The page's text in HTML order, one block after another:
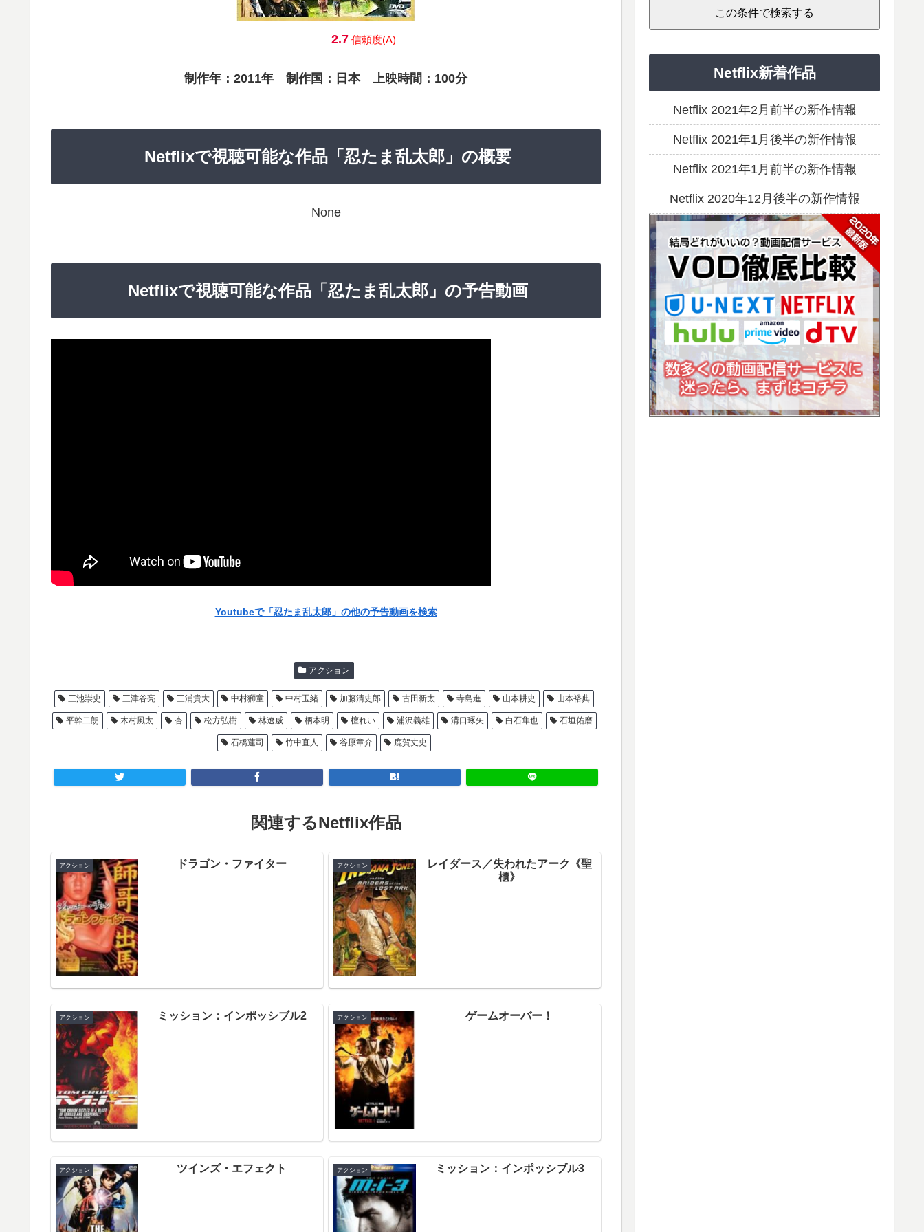
2.7 信頼度(A)
制作年：2011年 制作国：日本 上映時間：100分
Netflixで視聴可能な作品「忍たま乱太郎」の概要
None
Netflixで視聴可能な作品「忍たま乱太郎」の予告動画
Youtubeで「忍たま乱太郎」の他の予告動画を検索
アクション
三池崇史 三津谷亮 三浦貴大 中村獅童 中村玉緒 加藤清史郎 古田新太 寺島進 山本耕史 山本裕典
平幹二朗 木村風太 杏 松方弘樹 林遼威 柄本明 檀れい 浦沢義雄 溝口琢矢 白石隼也 石垣佑磨
石橋蓮司 竹中直人 谷原章介 鹿賀丈史
関連するNetflix作品
アクション ドラゴン・ファイター アクション
レイダース／失われたアーク《聖
櫃》
アクション ミッション：インポッシブル2 アクション ゲームオーバー！
アクション ツインズ・エフェクト アクション ミッション：インポッシブル3
Netflix新着作品
Netflix 2021年2月前半の新作情報
Netflix 2021年1月後半の新作情報
Netflix 2021年1月前半の新作情報
Netflix 2020年12月後半の新作情報